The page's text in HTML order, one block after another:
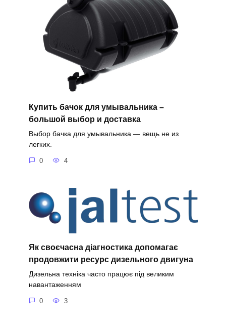
Купить бачок для умывальника –
большой выбор и доставка
Выбор бачка для умывальника — вещь не из
легких.
0 4
Як своєчасна діагностика допомагає
продовжити ресурс дизельного двигуна
Дизельна техніка часто працює під великим
навантаженням
0 3